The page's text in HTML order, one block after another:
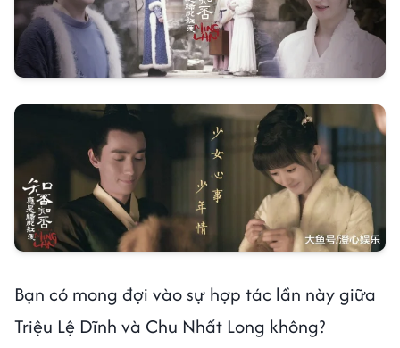
Bạn có mong đợi vào sự hợp tác lần này giữa
Triệu Lệ Dĩnh và Chu Nhất Long không?